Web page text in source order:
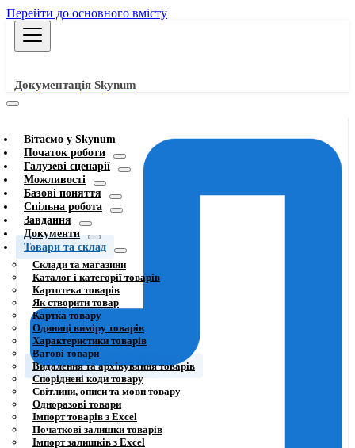
Перейти до основного вмісту
Документація Skynum
Вітаємо у Skynum
Початок роботи
Галузеві сценарії
Можливості
Базові поняття
Спільна робота
Завдання
Документи
Товари та склад
Склади та магазини
Каталог і категорії товарів
Картотека товарів
Як створити товар
Картка товару
Одиниці виміру товарів
Характеристики товарів
Вагові товари
Видалення та архівування товарів
Споріднені коди товару
Світлини, описи та мови товару
Одноразові товари
Імпорт товарів з Excel
Початкові залишки товарів
Імпорт залишків з Excel